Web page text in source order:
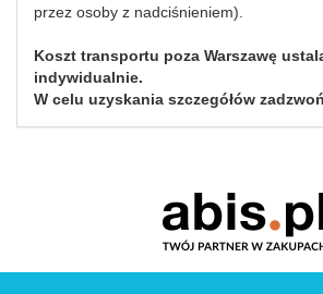
przez osoby z nadciśnieniem).
Koszt transportu poza Warszawę
indywidualnie.
W celu uzyskania szczegółów